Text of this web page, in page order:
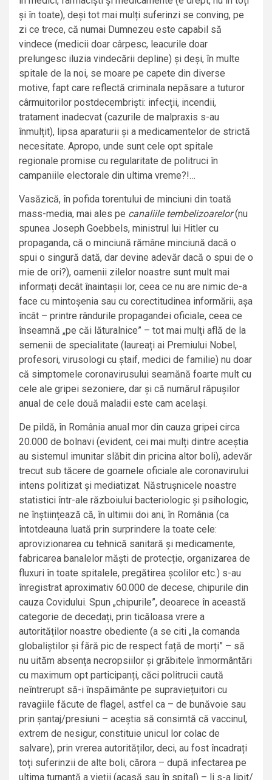
și în toate), deși tot mai mulți suferinzi se conving, pe
zi ce trece, că numai Dumnezeu este capabil să
vindece (medicii doar cârpesc, leacurile doar
prelungesc iluzia vindecării depline) și deși, în multe
spitale de la noi, se moare pe capete din diverse
motive, fapt care reflectă criminala nepăsare a tuturor
cârmuitorilor postdecembriști: infecții, incendii,
tratament inadecvat (cazurile de malpraxis s-au
înmulțit), lipsa aparaturii și a medicamentelor de strictă
necesitate. Apropo, unde sunt cele opt spitale
regionale promise cu regularitate de politruci în
campaniile electorale din ultima vreme?!…
Vasăzică, în pofida torentului de minciuni din toată
mass-media, mai ales pe canaliile tembelizoarelor(nu
spunea Joseph Goebbels, ministrul lui Hitler cu
propaganda, că o minciună rămâne minciună dacă o
spui o singură dată, dar devine adevăr dacă o spui de o
mie de ori?), oamenii zilelor noastre sunt mult mai
informați decât înaintașii lor, ceea ce nu are nimic de-a
face cu mintoșenia sau cu corectitudinea informării, așa
încât – printre rândurile propagandei oficiale, ceea ce
înseamnă „pe căi lăturalnice” – tot mai mulți află de la
semenii de specialitate (laureați ai Premiului Nobel,
profesori, virusologi cu ștaif, medici de familie) nu doar
că simptomele coronavirusului seamănă foarte mult cu
cele ale gripei sezoniere, dar și că numărul răpușilor
anual de cele două maladii este cam același.
De pildă, în România anual mor din cauza gripei circa
20.000 de bolnavi (evident, cei mai mulți dintre aceștia
au sistemul imunitar slăbit din pricina altor boli), adevăr
trecut sub tăcere de goarnele oficiale ale coronavirului
intens politizat și mediatizat. Năstrușnicele noastre
statistici într-ale războiului bacteriologic și psihologic,
ne înștiințează că, în ultimii doi ani, în România (ca
întotdeauna luată prin surprindere la toate cele:
aprovizionarea cu tehnică sanitară și medicamente,
fabricarea banalelor măști de protecție, organizarea de
fluxuri în toate spitalele, pregătirea școlilor etc.) s-au
înregistrat aproximativ 60.000 de decese, chipurile din
cauza Covidului. Spun „chipurile”, deoarece în această
categorie de decedați, prin ticăloasa vrere a
autorităților noastre obediente (a se citi „la comanda
globaliștilor și fără pic de respect față de morți” – să
nu uităm absența necropsiilor și grăbitele înmormântări
cu maximum opt participanți, căci politrucii caută
neîntrerupt să-i înspăimânte pe supraviețuitori cu
ravagiile făcute de flagel, astfel ca – de bunăvoie sau
prin șantaj/presiuni – aceștia să consimtă că vaccinul,
extrem de nesigur, constituie unicul lor colac de
salvare), prin vrerea autorităților, deci, au fost încadrați
toți suferinzii de alte boli, cărora – după infectarea pe
ultima turnantă a vieții (acasă sau în spital) – li s-a lipit/